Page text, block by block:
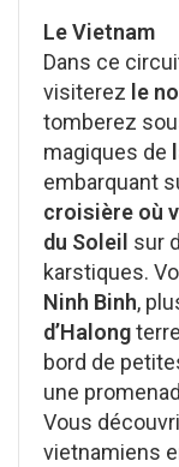
Le Vietnam
Dans ce
visiterez le
tomberez
magiques de
embarquant
croisière où
du Soleil sur
karstiques.
Ninh Binh,
d’Halong
bord de
une
Vous
vietnamiens